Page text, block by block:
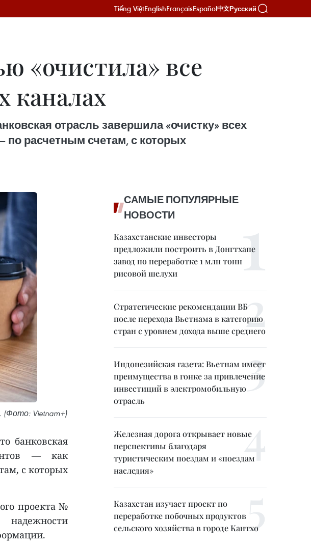
Tiếng ViệtEnglishFrançaisEspañol中文Русский
«очистила» все
каналах
отрасль завершила «очистку» всех
по расчетным счетам, с которых
(Фото: Vietnam+)
банковская
— как
с которых
проекта №
САМЫЕ ПОПУЛЯРНЫЕ
НОВОСТИ
Казахстанские инвесторы
предложили построить в Донгтхапе
завод по переработке 1 млн тонн
рисовой шелухи
Стратегические рекомендации ВБ
после перехода Вьетнама в категорию
стран с уровнем дохода выше среднего
Индонезийская газета: Вьетнам имеет
преимущества в гонке за привлечение
инвестиций в электромобильную
отрасль
Железная дорога открывает новые
перспективы благодаря
туристическим поездам и «поездам
наследия»
Казахстан изучает проект по
переработке побочных продуктов
сельского хозяйства в городе Кантхо